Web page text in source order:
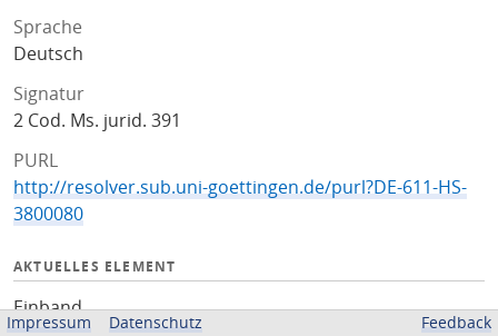
Sprache
Deutsch
Signatur
2 Cod. Ms. jurid. 391
PURL
http://resolver.sub.uni-goettingen.de/purl?DE-611-HS-
3800080
AKTUELLES ELEMENT
Einband
Impressum Datenschutz Feedback